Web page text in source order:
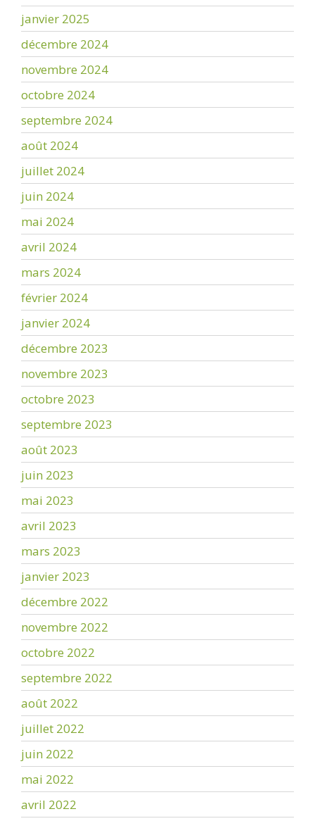
janvier 2025
décembre 2024
novembre 2024
octobre 2024
septembre 2024
août 2024
juillet 2024
juin 2024
mai 2024
avril 2024
mars 2024
février 2024
janvier 2024
décembre 2023
novembre 2023
octobre 2023
septembre 2023
août 2023
juin 2023
mai 2023
avril 2023
mars 2023
janvier 2023
décembre 2022
novembre 2022
octobre 2022
septembre 2022
août 2022
juillet 2022
juin 2022
mai 2022
avril 2022